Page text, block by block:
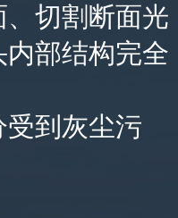
切割断面光
部结构完全
到灰尘污